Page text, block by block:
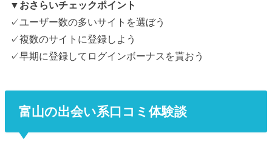
▼おさらいチェックポイント
✓ユーザー数の多いサイトを選ぼう
✓複数のサイトに登録しよう
✓早期に登録してログインボーナスを貰おう
富山の出会い系口コミ体験談